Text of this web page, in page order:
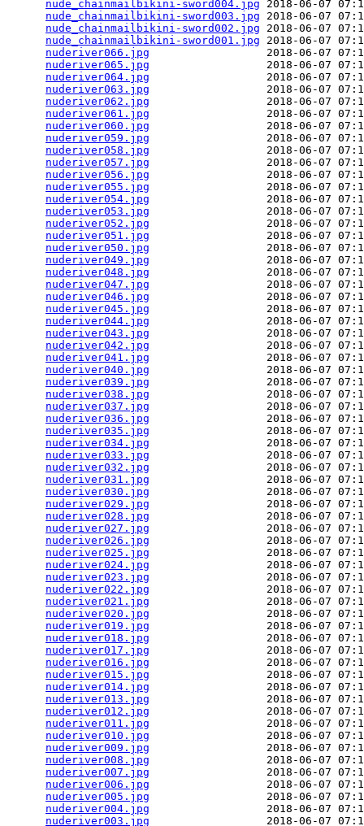
nude_chainmailbikini-sword004.jpg 2018-06-07
nude_chainmailbikini-sword003.jpg 2018-06-07
nude_chainmailbikini-sword002.jpg 2018-06-07
nude_chainmailbikini-sword001.jpg 2018-06-07
nuderiver066.jpg
2018-06-07
nuderiver065.jpg
2018-06-07
nuderiver064.jpg
2018-06-07
nuderiver063.jpg
2018-06-07
nuderiver062.jpg
2018-06-07
nuderiver061.jpg
2018-06-07
nuderiver060.jpg
2018-06-07
nuderiver059.jpg
2018-06-07
nuderiver058.jpg
2018-06-07
nuderiver057.jpg
2018-06-07
nuderiver056.jpg
2018-06-07
nuderiver055.jpg
2018-06-07
nuderiver054.jpg
2018-06-07
nuderiver053.jpg
2018-06-07
nuderiver052.jpg
2018-06-07
nuderiver051.jpg
2018-06-07
nuderiver050.jpg
2018-06-07
nuderiver049.jpg
2018-06-07
nuderiver048.jpg
2018-06-07
nuderiver047.jpg
2018-06-07
nuderiver046.jpg
2018-06-07
nuderiver045.jpg
2018-06-07
nuderiver044.jpg
2018-06-07
nuderiver043.jpg
2018-06-07
nuderiver042.jpg
2018-06-07
nuderiver041.jpg
2018-06-07
nuderiver040.jpg
2018-06-07
nuderiver039.jpg
2018-06-07
nuderiver038.jpg
2018-06-07
nuderiver037.jpg
2018-06-07
nuderiver036.jpg
2018-06-07
nuderiver035.jpg
2018-06-07
nuderiver034.jpg
2018-06-07
nuderiver033.jpg
2018-06-07
nuderiver032.jpg
2018-06-07
nuderiver031.jpg
2018-06-07
nuderiver030.jpg
2018-06-07
nuderiver029.jpg
2018-06-07
nuderiver028.jpg
2018-06-07
nuderiver027.jpg
2018-06-07
nuderiver026.jpg
2018-06-07
nuderiver025.jpg
2018-06-07
nuderiver024.jpg
2018-06-07
nuderiver023.jpg
2018-06-07
nuderiver022.jpg
2018-06-07
nuderiver021.jpg
2018-06-07
nuderiver020.jpg
2018-06-07
nuderiver019.jpg
2018-06-07
nuderiver018.jpg
2018-06-07
nuderiver017.jpg
2018-06-07
nuderiver016.jpg
2018-06-07
nuderiver015.jpg
2018-06-07
nuderiver014.jpg
2018-06-07
nuderiver013.jpg
2018-06-07
nuderiver012.jpg
2018-06-07
nuderiver011.jpg
2018-06-07
nuderiver010.jpg
2018-06-07
nuderiver009.jpg
2018-06-07
nuderiver008.jpg
2018-06-07
nuderiver007.jpg
2018-06-07
nuderiver006.jpg
2018-06-07
nuderiver005.jpg
2018-06-07
nuderiver004.jpg
2018-06-07
nuderiver003.jpg
2018-06-07